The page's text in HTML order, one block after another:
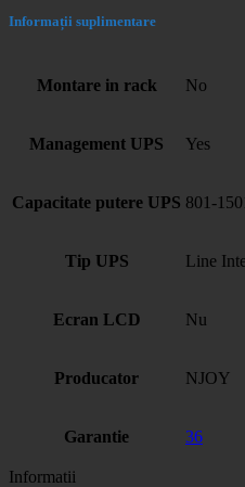
Informații suplimentare
Montare in rack No
Management UPS Yes
Capacitate putere UPS 801-
Tip UPS Line
Ecran LCD Nu
Producator NJOY
Garantie 36
Informatii